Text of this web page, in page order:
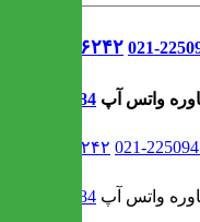
021-۹۱۳۰۶۲۴۲ 021-
09302308484 واتس آپ
021-۹۱۳۰۶۲۴۲ 021-
09302308484 واتس آپ